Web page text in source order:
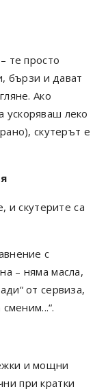
те просто
бързи и дават
Ако
леко
скутерът е
и скутерите са
с
– няма масла,
от сервиза,
и мощни
при кратки